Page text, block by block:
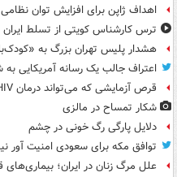
اهداف ژاپن برای افزایش توان
ترس کارشناس کویتی از تسلط ایران
هشدار پلیس تهران بزرگ به
اعتراف جالب یک رسانه آمریکایی
قرص آزمایشی که می‌تواند درمان HIV را متحول کند
شکار تمساح در مالزی
دلایل پارگی رگ خونی در چشم
توافق مکه برای سعودی امنیت آور
علل مرگ زنان در ایران؛